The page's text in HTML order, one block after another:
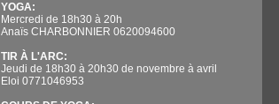
YOGA:
Mercredi de 18h30 à 20h
Anaïs CHARBONNIER 0620094600
TIR À L'ARC:
Jeudi de 18h30 à 20h30 de novembre à avril
Eloi 0771046953